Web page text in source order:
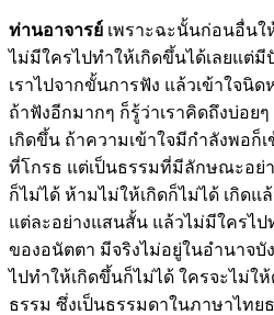
ท่านอาจารย์ เพราะฉะนั้นก่อนอื่น
ไม่มีใครไปทำให้เกิดขึ้นได้เลยแต่
เราไปจากขั้นการฟัง แล้วเข้าใจนิ
ถ้าฟังอีกมากๆ ก็รู้ว่าเราคิดถึงบ่อย
เกิดขึ้น ถ้าความเข้าใจมีกำลังพอก็
ที่โกรธ แต่เป็นธรรมที่มีลักษณะอย่
ก็ไม่ได้ ห้ามไม่ให้เกิดก็ไม่ได้ เกิดแ
แต่ละอย่างแสนสั้น แล้วไม่มีใครไ
ของอนัตตา มีจริงไม่อยู่ในอำนาจ
ไปทำให้เกิดขึ้นก็ไม่ได้ ใครจะไม่ใ
ธรรม ซึ่งเป็นธรรมดาในภาษาไท